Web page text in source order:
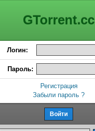
GTorrent.cc
Логин:
Пароль:
Регистрация
Забыли пароль ?